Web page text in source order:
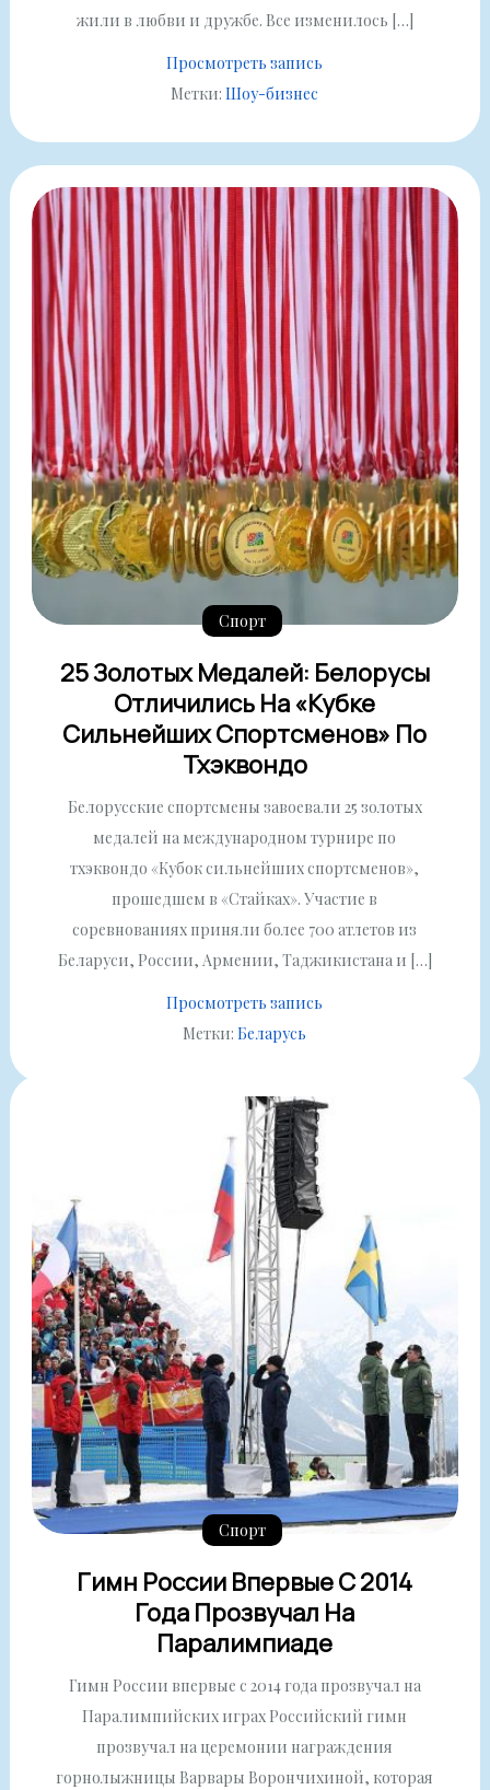
жили в любви и дружбе. Все изменилось […]
Просмотреть запись
Метки:Шоу-бизнес
Спорт
25 Золотых Медалей: Белорусы
Отличились На «Кубке
Сильнейших Спортсменов» По
Тхэквондо
Белорусские спортсмены завоевали 25 золотых
медалей на международном турнире по
тхэквондо «Кубок сильнейших спортсменов»,
прошедшем в «Стайках». Участие в
соревнованиях приняли более 700 атлетов из
Беларуси, России, Армении, Таджикистана и […]
Просмотреть запись
Метки:Беларусь
Спорт
Гимн России Впервые С 2014
Года Прозвучал На
Паралимпиаде
Гимн России впервые с 2014 года прозвучал на
Паралимпийских играх Российский гимн
прозвучал на церемонии награждения
горнолыжницы Варвары Ворончихиной, которая